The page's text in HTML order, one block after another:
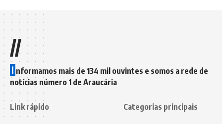
//
I nformamos mais de 134 mil ouvintes e somos a rede de
notícias número 1 de Araucária
Link rápido Categorias principais